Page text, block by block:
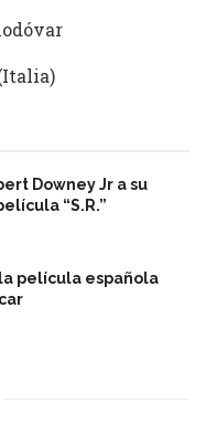
Downey Jr a su
“S.R.”
película española